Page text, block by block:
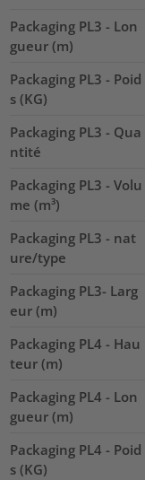
Packaging PL3 - Lon
gueur (m)
Packaging PL3 - Poid
s (KG)
Packaging PL3 - Qua
ntité
Packaging PL3 - Volu
me (m³)
Packaging PL3 - nat
ure/type
Packaging PL3- Larg
eur (m)
Packaging PL4 - Hau
teur (m)
Packaging PL4 - Lon
gueur (m)
Packaging PL4 - Poid
s (KG)